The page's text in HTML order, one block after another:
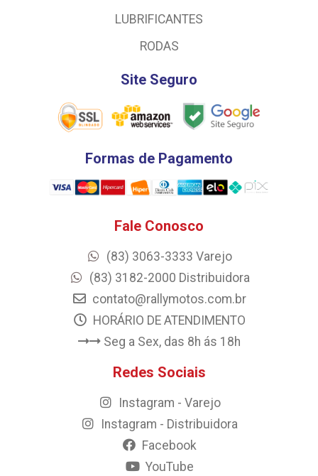
LUBRIFICANTES
RODAS
Site Seguro
Formas de Pagamento
Fale Conosco
(83) 3063-3333 Varejo
(83) 3182-2000 Distribuidora
contato@rallymotos.com.br
HORÁRIO DE ATENDIMENTO
Seg a Sex, das 8h ás 18h
Redes Sociais
Instagram - Varejo
Instagram - Distribuidora
Facebook
YouTube